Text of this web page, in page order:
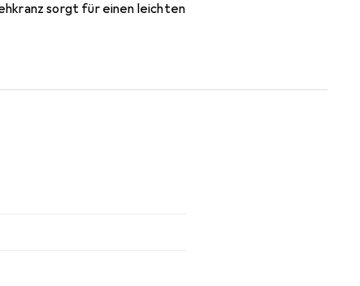
sorgt für einen leichten
chemische Beständigkeit
Design macht die LPA-